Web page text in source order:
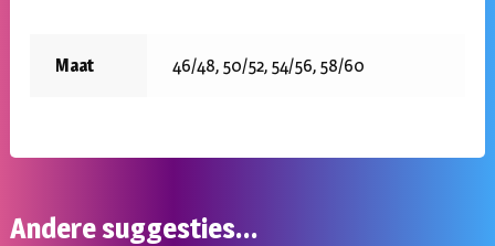
Maat 46/48, 50/52, 54/56, 58/60
Andere suggesties…